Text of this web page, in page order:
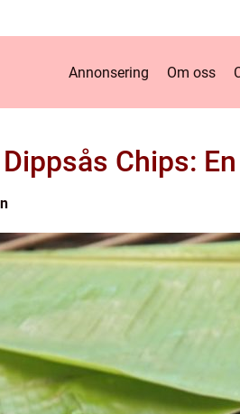
Annonsering Om oss
Dippsås Chips: